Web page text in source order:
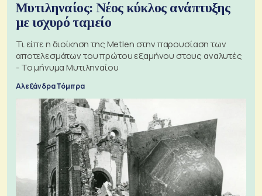
Μυτιληναίος: Νέος κύκλος ανάπτυξης
με ισχυρό ταμείο
Τι είπε η διοίκηση της Metlen στην παρουσίαση των
αποτελεσμάτων του πρώτου εξαμήνου στους αναλυτές
- Το μήνυμα Μυτιληναίου
Αλεξάνδρα Τόμπρα